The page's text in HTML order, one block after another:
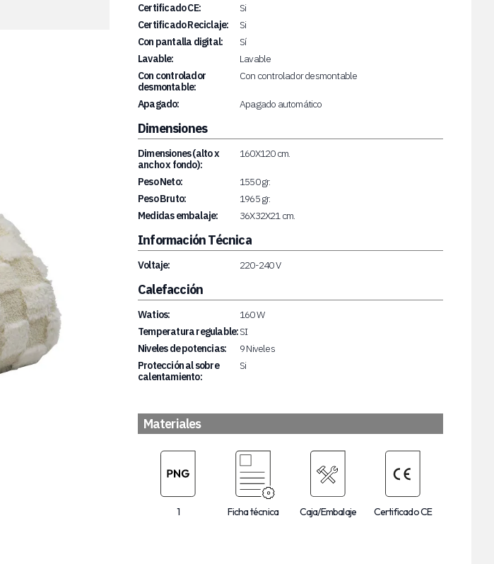
Certificado CE:
Si
Certificado Reciclaje:
Si
Con pantalla digital:
Sí
Lavable:
Lavable
Con controlador
desmontable:
Con controlador desmontable
Apagado: Apagado automático
Dimensiones
Dimensiones (alto x
ancho x fondo):
160X120 cm.
Peso Neto:
1550 gr.
Peso Bruto:
1965 gr.
Medidas embalaje:
36X32X21 cm.
Información Técnica
Voltaje: 220-240 V
Calefacción
Watios:
160 W
Temperatura regulable:SI
Niveles de potencias:
9 Niveles
Protección al sobre
calentamiento:
Si
Materiales
1 Ficha técnica Caja/Embalaje Certificado CE